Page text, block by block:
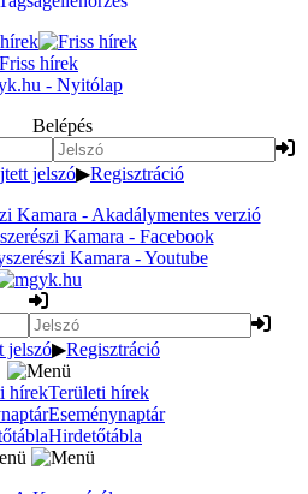
Friss hírek
Belépés
jelszó▶Regisztráció
jelszó▶Regisztráció
Területi hírek
Eseménynaptár
Hirdetőtábla